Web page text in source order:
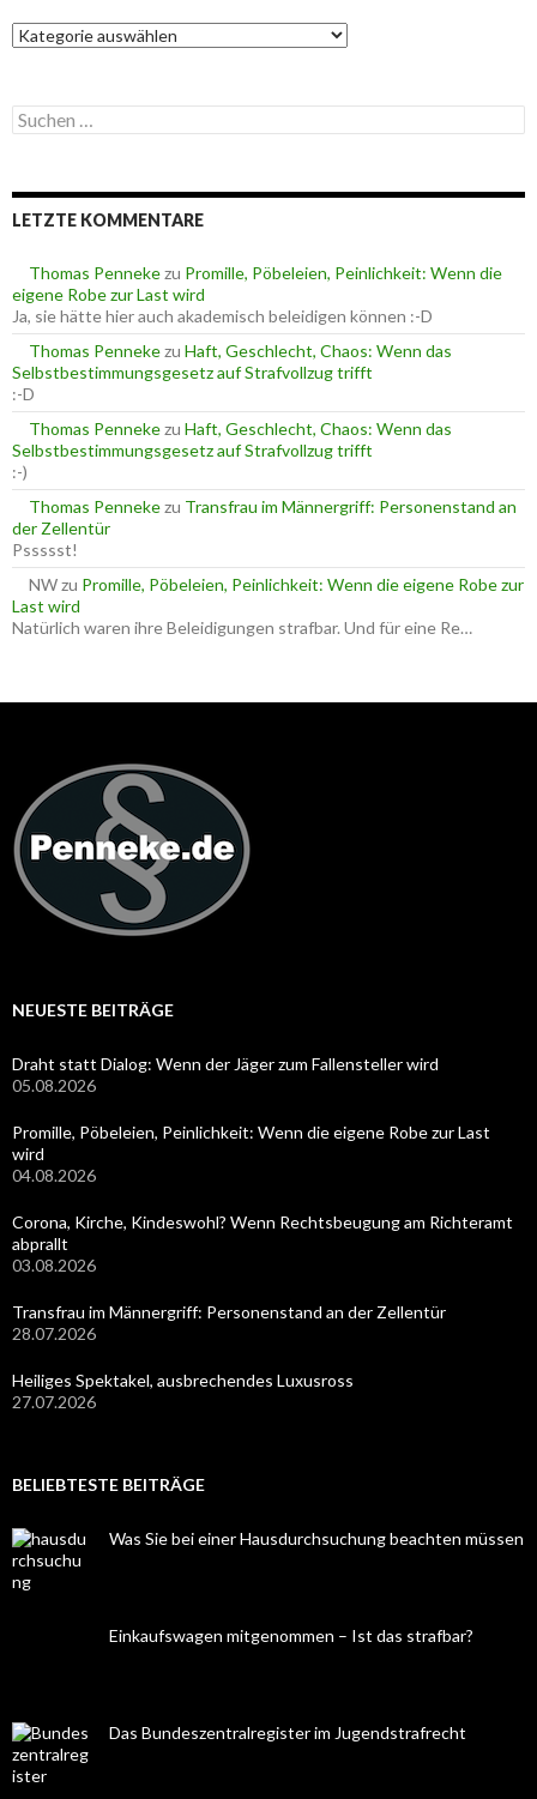
K
a
g
o
n
S
u
e
n
c
h
:
LETZTE KOMMENTARE
Thomas Pennekezu Promille, Pöbeleien, Peinlichkeit: Wenn die
eigene Robe zur Last wird
Ja, sie hätte hier auch akademisch beleidigen können :-D
Thomas Pennekezu Haft, Geschlecht, Chaos: Wenn das
Selbstbestimmungsgesetz auf Strafvollzug trifft
:-D
Thomas Pennekezu Haft, Geschlecht, Chaos: Wenn das
Selbstbestimmungsgesetz auf Strafvollzug trifft
:-)
Thomas Pennekezu Transfrau im Männergriff: Personenstand an
der Zellentür
Pssssst!
NWzu Promille, Pöbeleien, Peinlichkeit: Wenn die eigene Robe zur
Last wird
Natürlich waren ihre Beleidigungen strafbar. Und für eine Re…
NEUESTE BEITRÄGE
Draht statt Dialog: Wenn der Jäger zum Fallensteller wird
05.08.2026
Promille, Pöbeleien, Peinlichkeit: Wenn die eigene Robe zur Last
wird
04.08.2026
Corona, Kirche, Kindeswohl? Wenn Rechtsbeugung am Richteramt
abprallt
03.08.2026
Transfrau im Männergriff: Personenstand an der Zellentür
28.07.2026
Heiliges Spektakel, ausbrechendes Luxusross
27.07.2026
BELIEBTESTE BEITRÄGE
Was Sie bei einer Hausdurchsuchung beachten müssen
Einkaufswagen mitgenommen – Ist das strafbar?
Das Bundeszentralregister im Jugendstrafrecht